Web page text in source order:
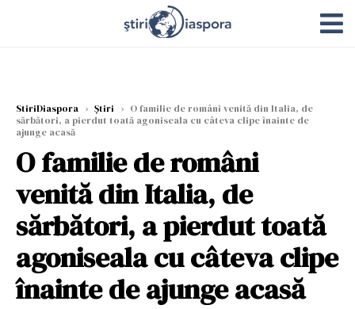
StiriDiaspora › Știri › O familie de români venită din Italia, de
sărbători, a pierdut toată agoniseala cu câteva clipe înainte de
ajunge acasă
O familie de români
venită din Italia, de
sărbători, a pierdut toată
agoniseala cu câteva clipe
înainte de ajunge acasă